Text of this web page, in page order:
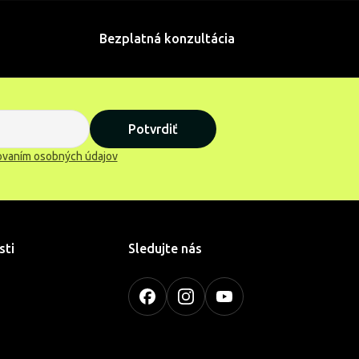
Bezplatná konzultácia
Potvrdiť
osobných údajov
Sledujte nás